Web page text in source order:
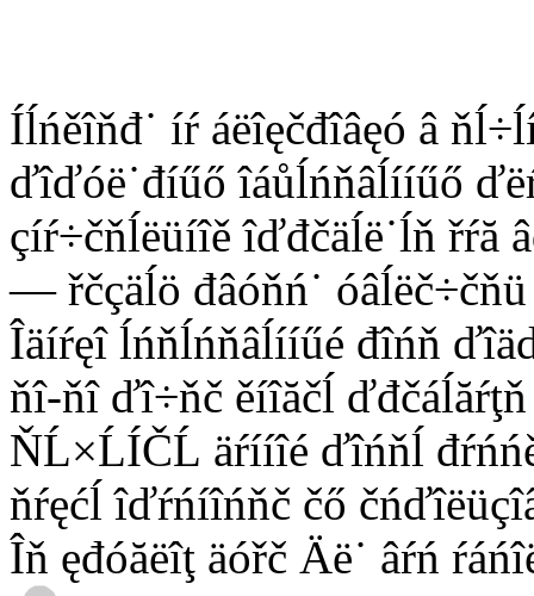
Íĺńěîňđ˙ íŕ áëîęčđîâęó â
ďîďóë˙đíűő îáůĺńňâĺííűő
çíŕ÷čňĺëüíîě îďđčäĺë˙ĺň řŕă
— řčçäĺö đâóňń˙
Îäíŕęî ĺńňĺńňâĺííűé đîńň
ňî-ňî ďî÷ňč ěíîăčĺ
ŇĹ×ĹÍČĹ äŕííîé ďîńňĺ
ňŕęćĺ îďŕńíîńňč čő
Îň ęđóăëîţ äóřč Äë˙ âŕń